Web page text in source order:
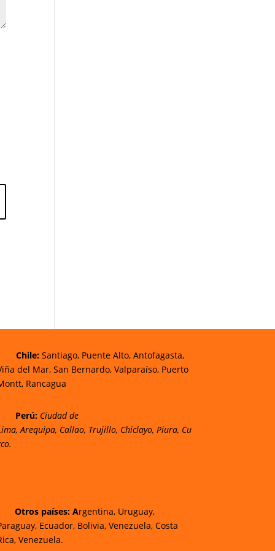
Chile:Santiago, Puente Alto, Antofagasta,
del Mar, San Bernardo, Valparaíso, Puerto
Rancagua
Perú: Ciudad de
,Arequipa, Callao, Trujillo, Chiclayo, Piura, Cu
Otros países: Argentina, Uruguay,
Ecuador, Bolivia, Venezuela, Costa
Venezuela.